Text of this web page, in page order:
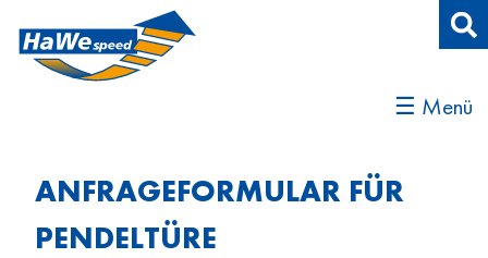
☰ Menü
ANFRAGEFORMULAR FÜR
PENDELTÜRE